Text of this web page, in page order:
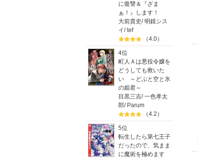
に復讐＆『ざま
ぁ！』します！
大前貴史/明鏡シス
イ/tef
（4.0）
4位
町人Ａは悪役令嬢を
どうしても救いた
い ～どぶと空と氷
の姫君～
目黒三吉/一色孝太
郎/ Parum
（4.2）
5位
転生したら第七王子
だったので、気まま
に魔術を極めます